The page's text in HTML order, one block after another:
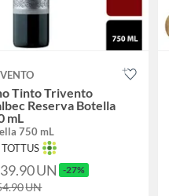
Tinto Trivento
Reserva Botella
mL
750 mL
UN -27%
UN